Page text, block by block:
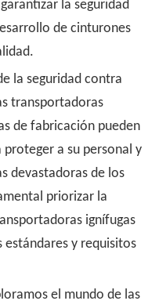
la seguridad
de cinturones
la seguridad contra
transportadoras
de fabricación pueden
a su personal y
devastadoras de los
priorizar la
ignífugas
y requisitos
el mundo de las